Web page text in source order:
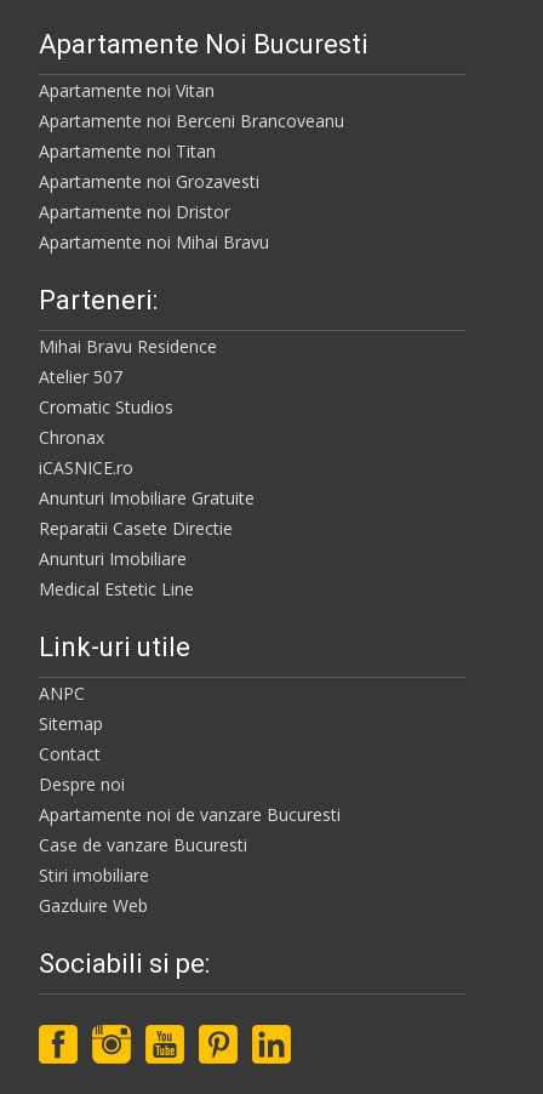
Apartamente Noi Bucuresti
Apartamente noi Vitan
Apartamente noi Berceni Brancoveanu
Apartamente noi Titan
Apartamente noi Grozavesti
Apartamente noi Dristor
Apartamente noi Mihai Bravu
Parteneri:
Mihai Bravu Residence
Atelier 507
Cromatic Studios
Chronax
iCASNICE.ro
Anunturi Imobiliare Gratuite
Reparatii Casete Directie
Anunturi Imobiliare
Medical Estetic Line
Link-uri utile
ANPC
Sitemap
Contact
Despre noi
Apartamente noi de vanzare Bucuresti
Case de vanzare Bucuresti
Stiri imobiliare
Gazduire Web
Sociabili si pe: